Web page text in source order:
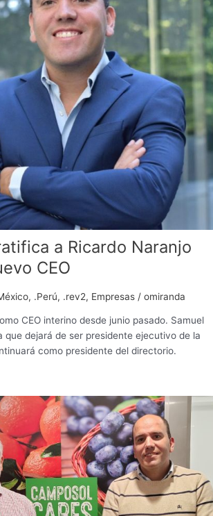
a Ricardo Naranjo
CEO
, .Perú, .rev2, Empresas / omiranda
CEO interino desde junio pasado. Samuel
que dejará de ser presidente ejecutivo de la
como presidente del directorio.